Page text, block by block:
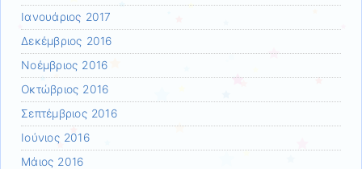
Ιανουάριος 2017
Δεκέμβριος 2016
Νοέμβριος 2016
Οκτώβριος 2016
Σεπτέμβριος 2016
Ιούνιος 2016
Μάιος 2016